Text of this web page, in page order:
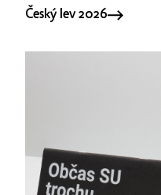
Český lev 2026